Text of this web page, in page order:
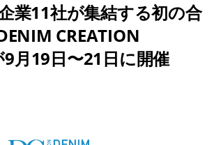
業11社が集結する初の合
CREATION
9月19日〜21日に開催